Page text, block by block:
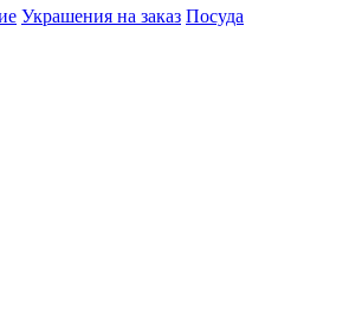
Украшения на заказ Посуда